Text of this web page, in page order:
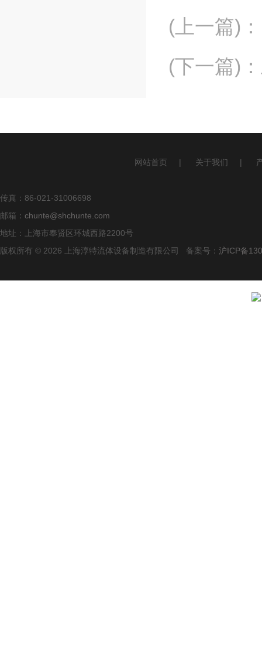
(上一篇) ：
(下一篇) ：
网站首页 | 关于我们 |
传真：86-021-31006698
邮箱： chunte@shchunte.com
地址：上海市奉贤区环城西路2200号
版权所有 © 2026 上海淳特流体设备制造有限公司 备案号： 沪ICP备